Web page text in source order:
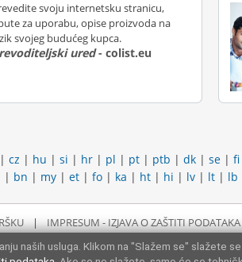
svoju internetsku stranicu,
za uporabu, opise proizvoda na
svojeg budućeg kupca.
ured- colist.eu
| cz | hu | si | hr | pl | pt | ptb | dk | se | fi
| bn | my | et | fo | ka | ht | hi | lv | lt | lb
| IMPRESUM - IZJAVA O ZAŠTITI PODATAKA
naših usluga. Klikom na "Slažem se" slažete